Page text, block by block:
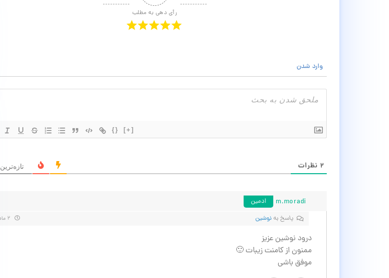
رأی دهی به مطلب
وارد شدن
{} [+]
۲ نظرات تازه‌ترین
m.moradi
ادمین
پاسخ به نوشین
درود نوشین عزیز
ممنون از کامنت زیبات 🙂
موفق باشی